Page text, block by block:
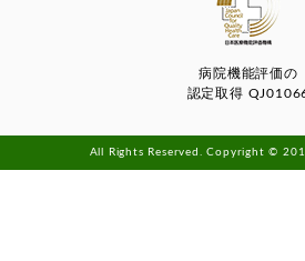
病院機能評価の
認定取得
All Rights Reserved. Copyright ©